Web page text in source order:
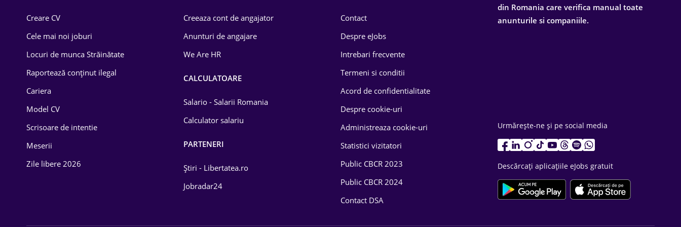
Drept
Educație / Training
Energetică
Farma
Creare CV
Cele mai noi joburi
Locuri de munca Străinătate
Raportează conținut ilegal
Cariera
Model CV
Scrisoare de intentie
Meserii
Zile libere 2026
Creeaza cont de angajator
Anunturi de angajare
We Are HR
CALCULATOARE
Salario - Salarii Romania
Calculator salariu
PARTENERI
Știri - Libertatea.ro
Jobradar24
Contact
Despre eJobs
Intrebari frecvente
Termeni si conditii
Acord de confidentialitate
Despre cookie-uri
Administreaza cookie-uri
Statistici vizitatori
Public CBCR 2023
Public CBCR 2024
Contact DSA
din Romania care verifica manual toate
anunturile si companiile.
Urmărește-ne și pe social media
Descărcați aplicațiile eJobs gratuit